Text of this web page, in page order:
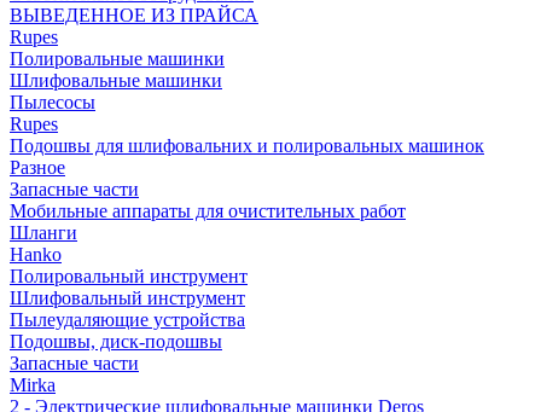
ВЫВЕДЕННОЕ ИЗ ПРАЙСА
Rupes
Полировальные машинки
Шлифовальные машинки
Пылесосы
Rupes
Подошвы для шлифовальних и полировальных машинок
Разное
Запасные части
Мобильные аппараты для очистительных работ
Шланги
Hanko
Полировальный инструмент
Шлифовальный инструмент
Пылеудаляющие устройства
Подошвы, диск-подошвы
Запасные части
Mirka
2 - Электрические шлифовальные машинки Deros